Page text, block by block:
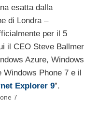
esatta dalla
di Londra –
per il 5
il CEO Steve Ballmer
Azure, Windows
Windows Phone 7 e il
Explorer 9”.
7